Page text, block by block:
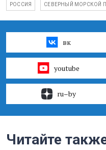
РОССИЯ СЕВЕРНЫЙ МОРСКОЙ
вк
youtube
ru–by
Читайте